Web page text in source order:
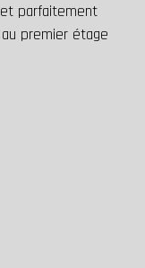
parfaitement
au premier étage